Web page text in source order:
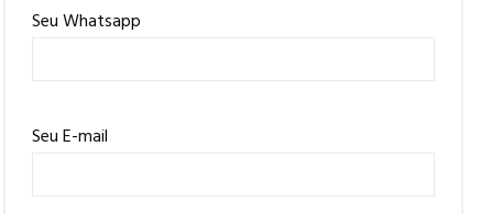
Seu Whatsapp
Seu E-mail